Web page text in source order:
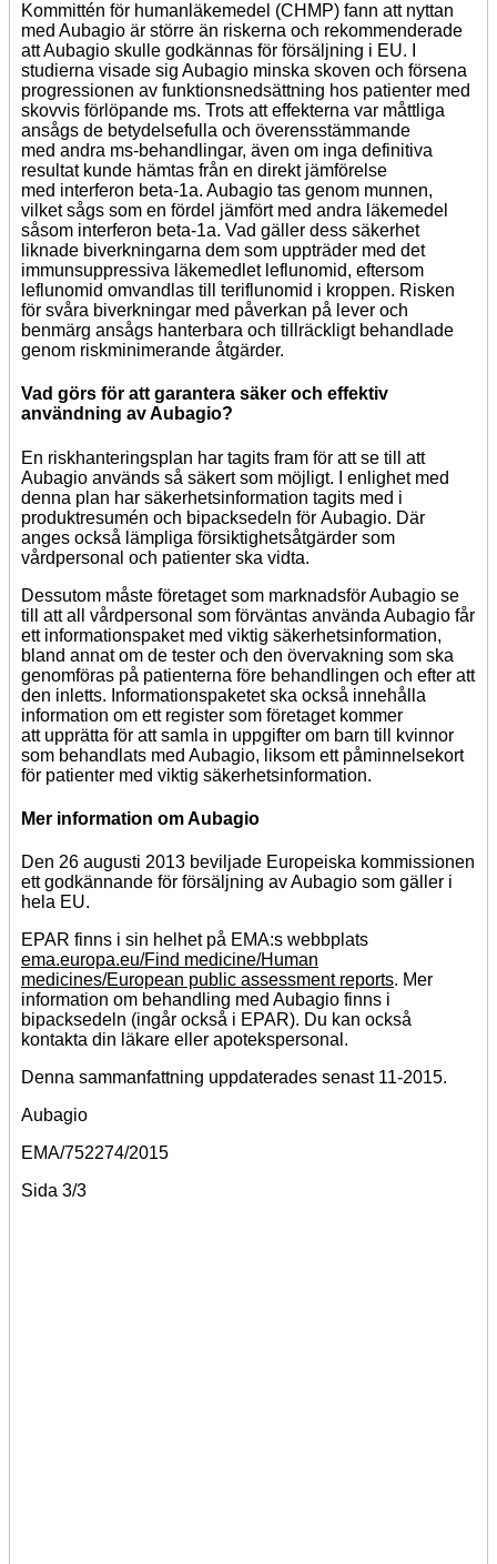
Kommittén för humanläkemedel (CHMP) fann att nyttan
med Aubagio är större än riskerna och rekommenderade
att Aubagio skulle godkännas för försäljning i EU. I
studierna visade sig Aubagio minska skoven och försena
progressionen av funktionsnedsättning hos patienter med
skovvis förlöpande ms. Trots att effekterna var måttliga
ansågs de betydelsefulla och överensstämmande
med andra ms-behandlingar, även om inga definitiva
resultat kunde hämtas från en direkt jämförelse
med interferon beta-1a. Aubagio tas genom munnen,
vilket sågs som en fördel jämfört med andra läkemedel
såsom interferon beta-1a. Vad gäller dess säkerhet
liknade biverkningarna dem som uppträder med det
immunsuppressiva läkemedlet leflunomid, eftersom
leflunomid omvandlas till teriflunomid i kroppen. Risken
för svåra biverkningar med påverkan på lever och
benmärg ansågs hanterbara och tillräckligt behandlade
genom riskminimerande åtgärder.
Vad görs för att garantera säker och effektiv
användning av Aubagio?
En riskhanteringsplan har tagits fram för att se till att
Aubagio används så säkert som möjligt. I enlighet med
denna plan har säkerhetsinformation tagits med i
produktresumén och bipacksedeln för Aubagio. Där
anges också lämpliga försiktighetsåtgärder som
vårdpersonal och patienter ska vidta.
Dessutom måste företaget som marknadsför Aubagio se
till att all vårdpersonal som förväntas använda Aubagio får
ett informationspaket med viktig säkerhetsinformation,
bland annat om de tester och den övervakning som ska
genomföras på patienterna före behandlingen och efter att
den inletts. Informationspaketet ska också innehålla
information om ett register som företaget kommer
att upprätta för att samla in uppgifter om barn till kvinnor
som behandlats med Aubagio, liksom ett påminnelsekort
för patienter med viktig säkerhetsinformation.
Mer information om Aubagio
Den 26 augusti 2013 beviljade Europeiska kommissionen
ett godkännande för försäljning av Aubagio som gäller i
hela EU.
EPAR finns i sin helhet på EMA:s webbplats
ema.europa.eu/Find medicine/Human
medicines/European public assessment reports. Mer
information om behandling med Aubagio finns i
bipacksedeln (ingår också i EPAR). Du kan också
kontakta din läkare eller apotekspersonal.
Denna sammanfattning uppdaterades senast 11-2015.
Aubagio
EMA/752274/2015
Sida 3/3